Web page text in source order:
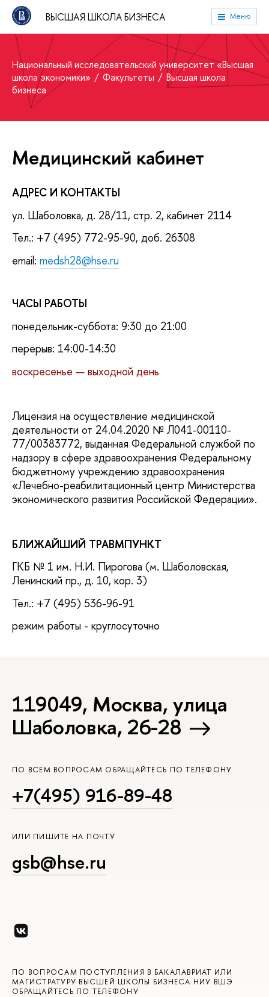
ВЫСШАЯ ШКОЛА БИЗНЕСА Меню
Национальный исследовательский университет «Высшая
школа экономики»
Факультеты
Высшая школа
бизнеса
Медицинский кабинет
АДРЕС И КОНТАКТЫ
ул. Шаболовка, д. 28/11, стр. 2, кабинет 2114
Тел.: +7 (495) 772-95-90, доб. 26308
email: medsh28@hse.ru
ЧАСЫ РАБОТЫ
понедельник-суббота: 9:30 до 21:00
перерыв: 14:00-14:30
воскресенье — выходной день
Лицензия на осуществление медицинской
деятельности от 24.04.2020 № Л041-00110-
77/00383772, выданная Федеральной службой по
надзору в сфере здравоохранения Федеральному
бюджетному учреждению здравоохранения
«Лечебно-реабилитационный центр Министерства
экономического развития Российской Федерации».
БЛИЖАЙШИЙ ТРАВМПУНКТ
ГКБ № 1 им. Н.И. Пирогова (м. Шаболовская,
Ленинский пр., д. 10, кор. 3)
Тел.: +7 (495) 536-96-91
режим работы - круглосуточно
119049, Москва, улица
Шаболовка, 26-28
ПО ВСЕМ ВОПРОСАМ ОБРАЩАЙТЕСЬ ПО ТЕЛЕФОНУ
+7(495) 916-89-48
ИЛИ ПИШИТЕ НА ПОЧТУ
gsb@hse.ru
ПО ВОПРОСАМ ПОСТУПЛЕНИЯ В БАКАЛАВРИАТ ИЛИ
МАГИСТРАТУРУ ВЫСШЕЙ ШКОЛЫ БИЗНЕСА НИУ ВШЭ
ОБРАЩАЙТЕСЬ ПО ТЕЛЕФОНУ